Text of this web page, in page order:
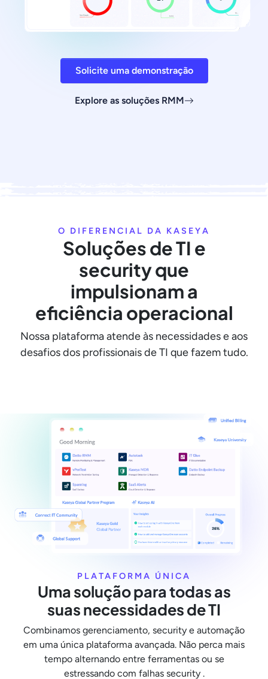
Solicite uma demonstração
Explore as soluções RMM
O DIFERENCIAL DA KASEYA
Soluções de TI e
security que
impulsionam a
eficiência operacional
Nossa plataforma atende às necessidades e aos
desafios dos profissionais de TI que fazem tudo.
PLATAFORMA ÚNICA
Uma solução para todas as
suas necessidades de TI
Combinamos gerenciamento, security e automação
em uma única plataforma avançada. Não perca mais
tempo alternando entre ferramentas ou se
estressando com falhas security .